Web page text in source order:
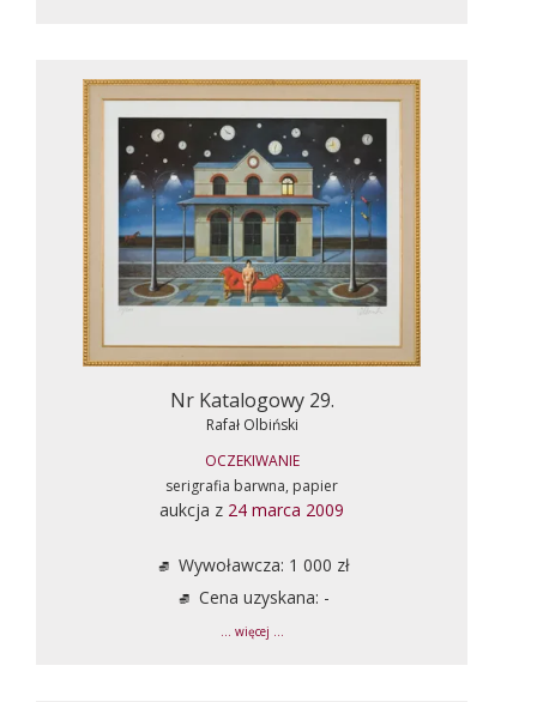
Nr Katalogowy 29.
Rafał Olbiński
OCZEKIWANIE
serigrafia barwna, papier
aukcja z 24 marca 2009
Wywoławcza: 1 000 zł
Cena uzyskana: -
... więcej ...